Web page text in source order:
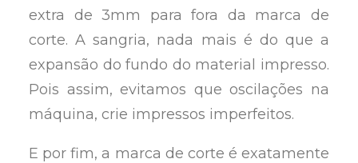
extra de 3mm para fora da marca de
corte. A sangria, nada mais é do que a
expansão do fundo do material impresso.
Pois assim, evitamos que oscilações na
máquina, crie impressos imperfeitos.
E por fim, a marca de corte é exatamente